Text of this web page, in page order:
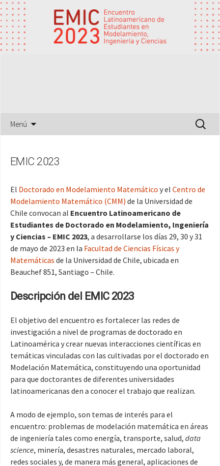
EMIC 2023
29-31 de mayo 2023
Menú Buscar:
EMIC 2023
El Doctorado en Modelamiento Matemático y el Centro de
Modelamiento Matemático (CMM) de la Universidad de
Chile convocan al Encuentro Latinoamericano de
Estudiantes de Doctorado en Modelamiento, Ingeniería
y Ciencias – EMIC 2023, a desarrollarse los días 29, 30 y 31
de mayo de 2023 en la Facultad de Ciencias Físicas y
Matemáticas de la Universidad de Chile, ubicada en
Beauchef 851, Santiago – Chile.
Descripción del EMIC 2023
El objetivo del encuentro es fortalecer las redes de
investigación a nivel de programas de doctorado en
Latinoamérica y crear nuevas interacciones científicas en
temáticas vinculadas con las cultivadas por el doctorado en
Modelación Matemática, constituyendo una oportunidad
para que doctorantes de diferentes universidades
latinoamericanas den a conocer el trabajo que realizan.
A modo de ejemplo, son temas de interés para el
encuentro: problemas de modelación matemática en áreas
de ingeniería tales como energía, transporte, salud, data
science, minería, desastres naturales, mercado laboral,
redes sociales y, de manera más general, aplicaciones de